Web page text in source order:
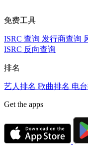
免费工具
ISRC 查询 发行商查询
ISRC 反向查询
排名
艺人排名 歌曲排名 电
Get the apps